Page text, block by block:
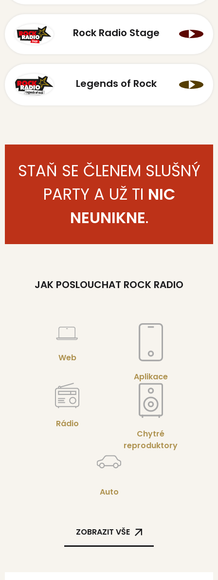
Rock Radio Stage
Legends of Rock
STAŇ SE ČLENEM SLUŠNÝ
PARTY A UŽ TI NIC
NEUNIKNE.
JAK POSLOUCHAT ROCK RADIO
Web
Aplikace
Rádio
Chytré
reproduktory
Auto
ZOBRAZIT VŠE